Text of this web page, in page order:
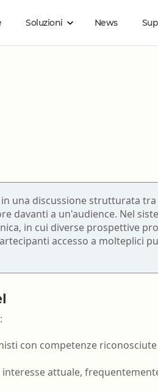
Tecnico
Tecnico della
cardiovascolare
Tecnico di
Tecnico
Soluzioni News
di Acquisto
utilizzare gli ebook con DRM
una discussione strutturata
davanti a un'audience. Nel
in cui diverse prospettive
accesso a molteplici
con competenze
attuale,